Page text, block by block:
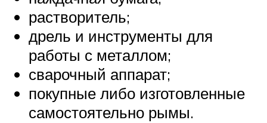
растворитель;
дрель и инструменты для
работы с металлом;
сварочный аппарат;
покупные либо изготовленные
самостоятельно рымы.